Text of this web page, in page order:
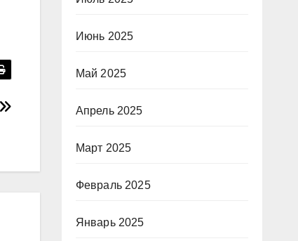
Июнь 2025
Май 2025
Апрель 2025
Март 2025
Февраль 2025
Январь 2025